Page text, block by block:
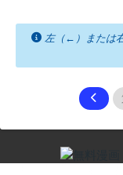
左（←）または